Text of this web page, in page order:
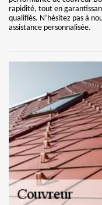
rapidité, tout en
qualifiés. N’hésitez pas à
assistance personnalisée.